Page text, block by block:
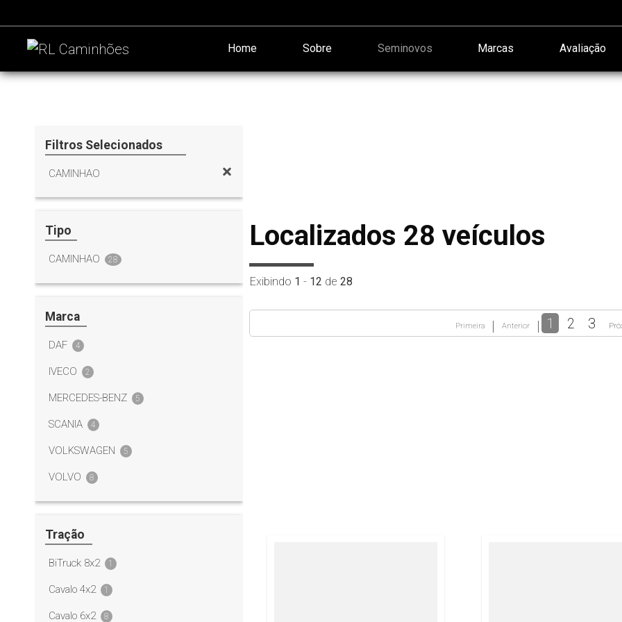
Home Sobre Seminovos Marcas Avaliação
Filtros Selecionados
CAMINHAO
Tipo
CAMINHAO 28
Marca
DAF 4
IVECO 2
MERCEDES-BENZ 5
SCANIA 4
VOLKSWAGEN 5
VOLVO 8
Tração
BiTruck 8x2 1
Cavalo 4x2 1
Cavalo 6x2 8
Localizados 28 veículos
Exibindo 1 - 12 de 28
Primeira Anterior 1 2 3